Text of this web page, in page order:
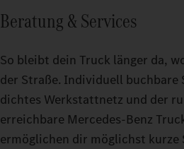
Beratung & Services
So bleibt dein Truck länger da,
der Straße. Individuell buchbare
dichtes Werkstattnetz und der
erreichbare Mercedes-Benz
ermöglichen dir möglichst kurze